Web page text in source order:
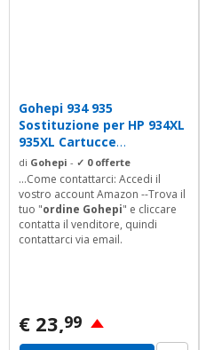
Gohepi 934 935
Sostituzione per HP 934XL
935XL Cartucce
d'inchiostro...
di Gohepi - ✓ 0 offerte
...Come contattarci: Accedi il
vostro account Amazon --Trova il
tuo "ordine Gohepi" e cliccare
contatta il venditore, quindi
contattarci via email.
€ 23,99